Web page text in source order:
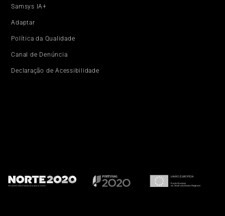
Samsys IA+
Adaptar
Política da Qualidade
Canal de Denúncia
Declaração de Acessibilidade